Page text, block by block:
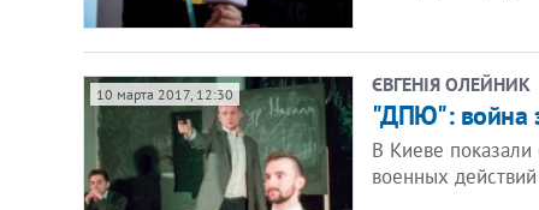
10 марта 2017, 12:30 ЄВГЕНІЯ ОЛЕЙНИК
"ДПЮ": война
В Киеве показали
военных